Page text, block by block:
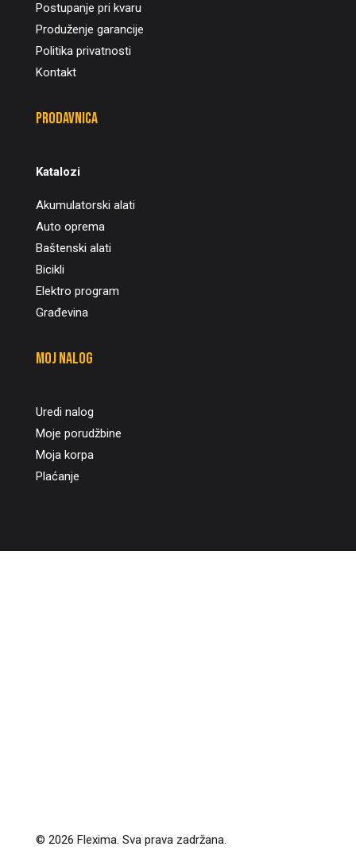
Postupanje pri kvaru
Produženje garancije
Politika privatnosti
Kontakt
Prodavnica
Katalozi
Akumulatorski alati
Auto oprema
Baštenski alati
Bicikli
Elektro program
Građevina
Moj nalog
Uredi nalog
Moje porudžbine
Moja korpa
Plaćanje
© 2026 Flexima. Sva prava zadržana.